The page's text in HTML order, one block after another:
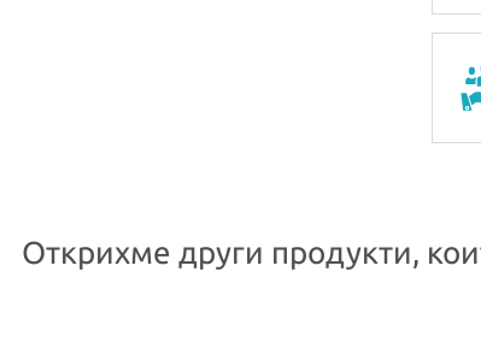
Открихме други продукти,